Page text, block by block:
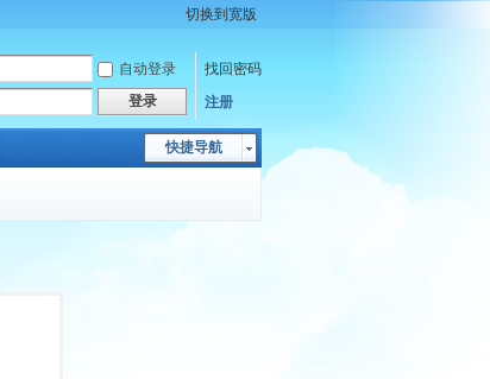
切换到宽版
自动登录
找回密码
登录 注册
快捷导航